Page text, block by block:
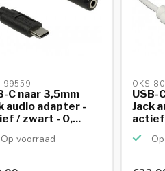
99559
C naar 3,5mm
audio adapter -
/ zwart - 0,...
Op voorraad
OKS-
USB-
Jack
actief